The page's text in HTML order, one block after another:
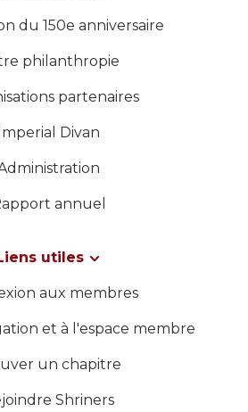
du 150e anniversaire
philanthropie
partenaires
Imperial Divan
annuel
utiles
aux membres
et à l'espace membre
un chapitre
Shriners